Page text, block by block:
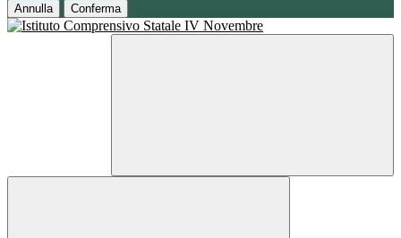
Annulla Conferma